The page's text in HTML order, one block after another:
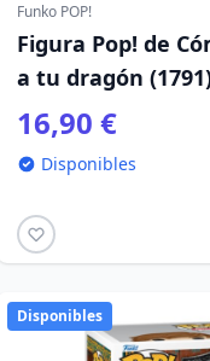
Funko POP!
Figura Pop! de
a tu dragón
16,90 €
Disponibles
Disponibles